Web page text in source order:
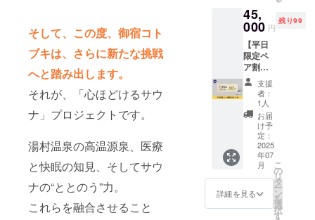
そして、この度、御宿コト
ブキは、さらに新たな挑戦
へと踏み出します。
それが、「心ほどけるサウ
ナ」プロジェクトです。
湯村温泉の高温源泉、医療
と快眠の知見、そしてサウ
ナの“ととのう”力。
これらを融合させること
するこ
とで、
シャン
プーを
してい
る間
中、極
上のリ
ラック
スタイ
ムに。
いつも
より長
めに頭
皮を
サージ
するこ
援につ
き1名様
まで宿
泊可能
※日程は
メール
にて調
整させ
ていた
だきま
す。 ※
有効期
限は
2025年
7月から
7月末ま
での1年
翌10
時） ・
の概
要・和
室/洋室
・ベッ
ドの
数：2台
・食事
のサー
ビスプ
ラン：
朝食付
き/夕食
付き ・
1支援に
できる
権利で
す。 通
常
55,000
円の2食
付き宿
泊プラ
ンを
20％オ
フの
44,000
円で
す。 ・
宿泊可
能日
数：1泊
45,
000 円
残り99
【平日
限定ペ
ア割引
宿泊ギ
フト
券】
100組限
定で湯
村温泉
郷の
「御宿
コトブ
キ」に
平日限
定の割
支援
者：
1人
お届
け予
定：
2025
年07
月
詳細を見る
こ
の
リ
タ
ー
ン
を
選
択
す